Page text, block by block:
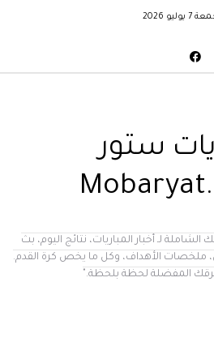
7 يوليو 2026
ستور
لـ أخبار المباريات، نتائج اليوم، بث
ملخصات الأهداف، وكل ما يخص كرة القدم.
المفضلة لحظة بلحظة."